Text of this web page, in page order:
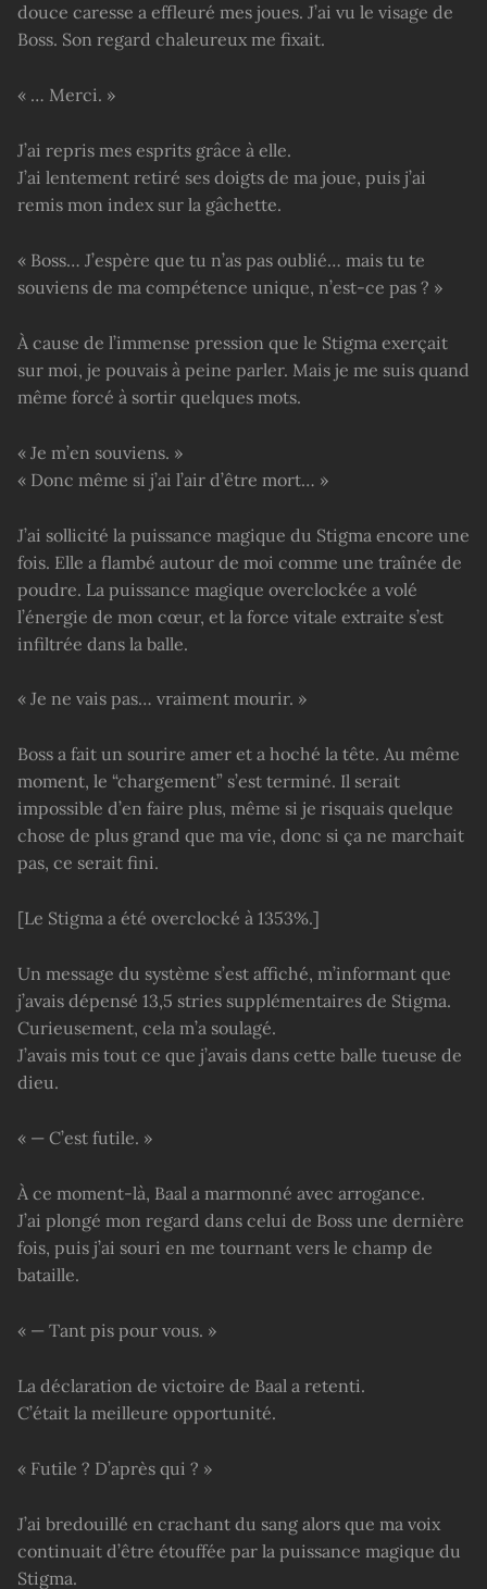
douce caresse a effleuré mes joues. J’ai vu le visage de
Boss. Son regard chaleureux me fixait.
« … Merci. »
J’ai repris mes esprits grâce à elle.
J’ai lentement retiré ses doigts de ma joue, puis j’ai
remis mon index sur la gâchette.
« Boss… J’espère que tu n’as pas oublié… mais tu te
souviens de ma compétence unique, n’est-ce pas ? »
À cause de l’immense pression que le Stigma exerçait
sur moi, je pouvais à peine parler. Mais je me suis quand
même forcé à sortir quelques mots.
« Je m’en souviens. »
« Donc même si j’ai l’air d’être mort… »
J’ai sollicité la puissance magique du Stigma encore une
fois. Elle a flambé autour de moi comme une traînée de
poudre. La puissance magique overclockée a volé
l’énergie de mon cœur, et la force vitale extraite s’est
infiltrée dans la balle.
« Je ne vais pas… vraiment mourir. »
Boss a fait un sourire amer et a hoché la tête. Au même
moment, le “chargement” s’est terminé. Il serait
impossible d’en faire plus, même si je risquais quelque
chose de plus grand que ma vie, donc si ça ne marchait
pas, ce serait fini.
[Le Stigma a été overclocké à 1353%.]
Un message du système s’est affiché, m’informant que
j’avais dépensé 13,5 stries supplémentaires de Stigma.
Curieusement, cela m’a soulagé.
J’avais mis tout ce que j’avais dans cette balle tueuse de
dieu.
« — C’est futile. »
À ce moment-là, Baal a marmonné avec arrogance.
J’ai plongé mon regard dans celui de Boss une dernière
fois, puis j’ai souri en me tournant vers le champ de
bataille.
« — Tant pis pour vous. »
La déclaration de victoire de Baal a retenti.
C’était la meilleure opportunité.
« Futile ? D’après qui ? »
J’ai bredouillé en crachant du sang alors que ma voix
continuait d’être étouffée par la puissance magique du
Stigma.